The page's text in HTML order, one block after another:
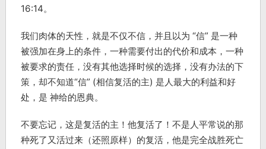
16:14。
我们肉体的天性，就是不仅不信，并且以为 “信” 是一种
被强加在身上的条件，一种需要付出的代价和成本，一种
被要求的责任，没有其他选择时候的选择，没有办法的下
策，却不知道“信” (相信复活的主) 是人最大的利益和好
处，是 神给的恩典。
不要忘记，这是复活的主！他复活了！不是人平常说的那
种死了又活过来（还照原样）的复活，他是完全战胜死亡